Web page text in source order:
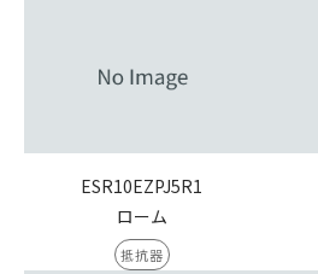
ESR10EZPJ5R1
ローム
抵抗器